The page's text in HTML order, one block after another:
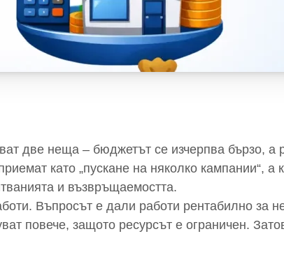
две неща – бюджетът се изчерпва бързо, а
като „пускане на няколко кампании“, а
и възвръщаемостта.
Въпросът е дали работи рентабилно за
повече, защото ресурсът е ограничен.